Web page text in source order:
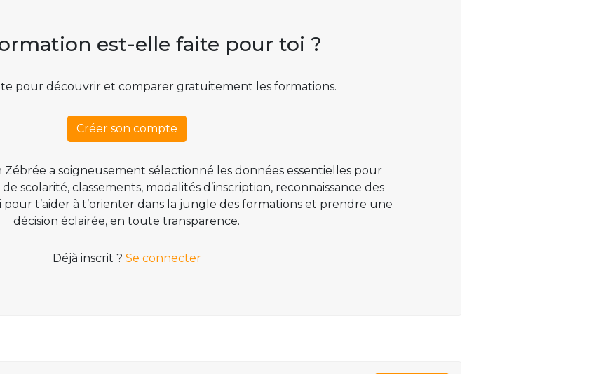
est-elle faite pour toi ?
pour découvrir et comparer gratuitement les formations.
Créer son compte
Zébrée a soigneusement sélectionné les données essentielles pour
scolarité, classements, modalités d’inscription, reconnaissance des
pour t’aider à t’orienter dans la jungle des formations et prendre une
décision éclairée, en toute transparence.
Déjà inscrit ? Se connecter